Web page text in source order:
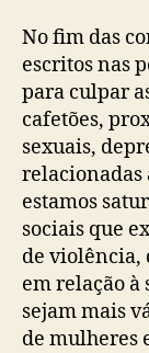
No fim das
escritos nas
para culpar
cafetões,
sexuais,
relacionadas
estamos
sociais que
de violência,
em relação à
sejam mais
de mulheres